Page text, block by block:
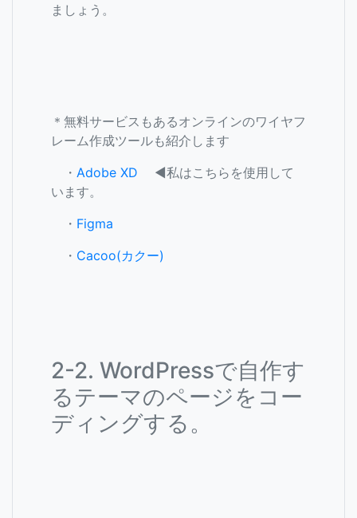
ましょう。
＊無料サービスもあるオンラインのワイヤフ
レーム作成ツールも紹介します
・ Adobe XD ◀私はこちらを使用して
います。
・ Figma
・ Cacoo(カクー)
2-2. WordPressで自作す
るテーマのページをコー
ディングする。